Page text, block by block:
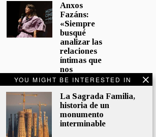
YOU MIGHT BE INTERESTED IN
La Sagrada Familia,
historia de un
monumento
interminable
Anxos
Fazáns:
«Siempre
busqué
analizar las
relaciones
íntimas que
nos
afectan»
5 junio, 2026
El hijo de la
cómica, el
homenaje